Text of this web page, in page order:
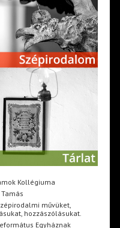
Kollégiuma
művüket,
hozzászólásukat.
Egyháznak